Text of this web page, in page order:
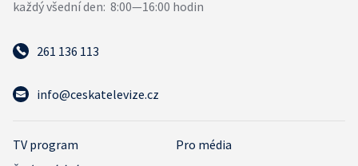
261 136 113
info@ceskatelevize.cz
TV program
Pro média